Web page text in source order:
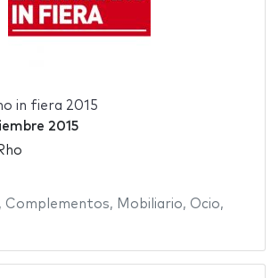
in fiera 2015
2015
, Complementos, Mobiliario, Ocio,